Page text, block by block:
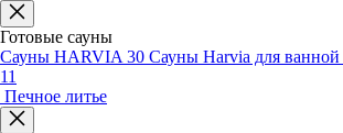
Готовые сауны
Сауны HARVIA 30 Сауны Harvia для ванной
11
Печное литье